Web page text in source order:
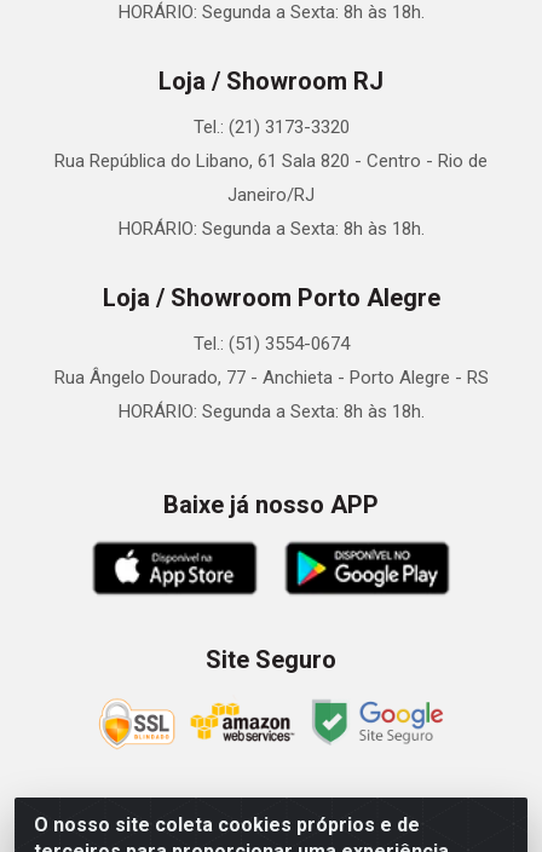
O nosso site coleta cookies próprios e de
HORÁRIO: Segunda a Sexta: 8h às 18h.
Loja / Showroom RJ
Tel.: (21) 3173-3320
Rua República do Libano, 61 Sala 820 - Centro - Rio de
Janeiro/RJ
HORÁRIO: Segunda a Sexta: 8h às 18h.
Loja / Showroom Porto Alegre
Tel.: (51) 3554-0674
Rua Ângelo Dourado, 77 - Anchieta - Porto Alegre - RS
HORÁRIO: Segunda a Sexta: 8h às 18h.
Baixe já nosso APP
Site Seguro
Zein Importação e Comércio LTDA - Av. Senador Queiróz, 274